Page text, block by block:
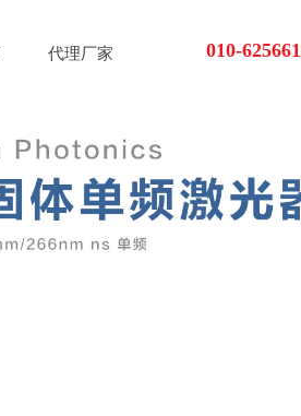
代理厂家 010-